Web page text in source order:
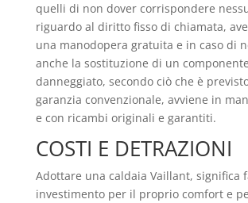
quelli di non dover corrispondere
riguardo al diritto fisso di chiamata,
una manodopera gratuita e in caso di
anche la sostituzione di un componente
danneggiato, secondo ciò che è
garanzia convenzionale, avviene in
e con ricambi originali e garantiti.
COSTI E DETRAZIONI
Adottare una caldaia Vaillant, significa
investimento per il proprio comfort e